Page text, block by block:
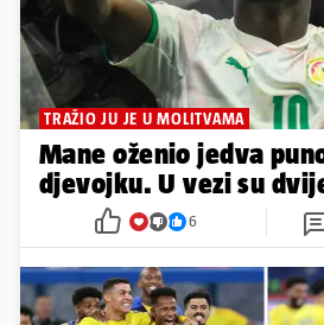
TRAŽIO JU JE U MOLITVAMA
Mane oženio jedva
djevojku. U vezi su
6